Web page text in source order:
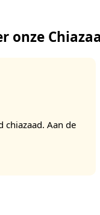
onze
chiazaad. Aan de